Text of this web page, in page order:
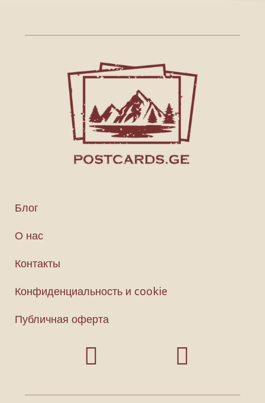
Блог
О нас
Контакты
Конфиденциальность и cookie
Публичная оферта